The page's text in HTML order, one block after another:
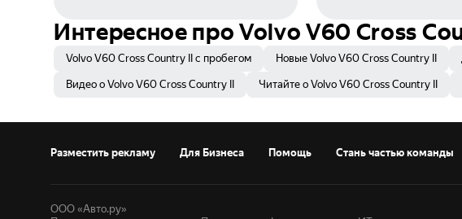
путешествия в радиусе 1000 км,
семья из трех человек. Осень 2019
г. Идеальные в своем классе S80
хотелось что-то повыше, но с
XC90 великоват для Москвы и
показался сзади не очень
великоват. XC60 – неплох, но есть
сомнения в китайской сборке. Из
Интересное про Volvo V60 Cross
Volvo V60 Cross Country II с пробегом Новые Volvo V60 Cross Country II
Видео о Volvo V60 Cross Country II Читайте о Volvo V60 Cross Country II
Разместить рекламу Для Бизнеса Помощь Стань частью команды
ООО «Авто.ру»